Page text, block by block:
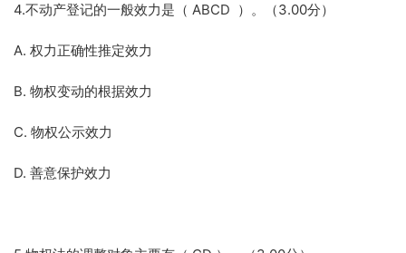
4.不动产登记的一般效力是（ ABCD ）。（3.00分）
A. 权力正确性推定效力
B. 物权变动的根据效力
C. 物权公示效力
D. 善意保护效力